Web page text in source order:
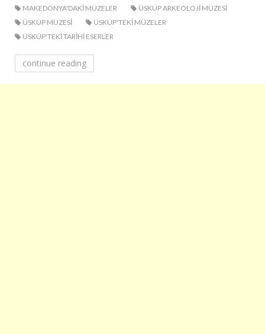
MAKEDONYA'DAKI MÜZELER
ÜSKÜP ARKEOLOJI MÜZESI
ÜSKÜP MÜZESI
ÜSKÜP'TEKI MÜZELER
ÜSKÜP'TEKI TARIHI ESERLER
continue reading